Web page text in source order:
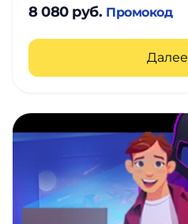
8 080 руб. Промокод
Далее